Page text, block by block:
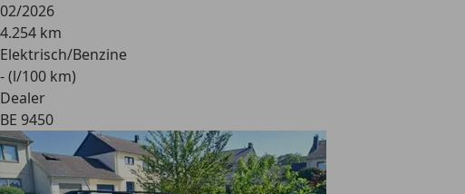
02/2026
4.254 km
Elektrisch/Benzine
- (l/100 km)
Dealer
BE 9450